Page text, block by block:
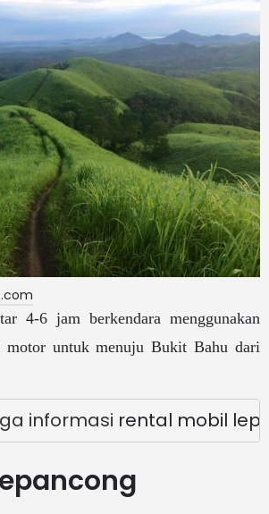
4-6 jam berkendara menggunakan
motor untuk menuju Bukit Bahu dari
informasi rental mobil